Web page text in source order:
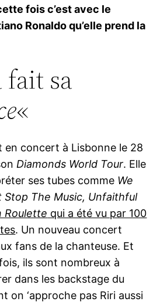
fois c’est avec le
Ronaldo qu’elle prend la
sa
«
en concert à Lisbonne le 28
Diamonds World Tour. Elle
ses tubes comme We
Stop The Music, Unfaithful
Roulette qui a été vu par 100
. Un nouveau concert
fans de la chanteuse. Et
ils sont nombreux à
dans les backstage du
on ‘approche pas Riri aussi